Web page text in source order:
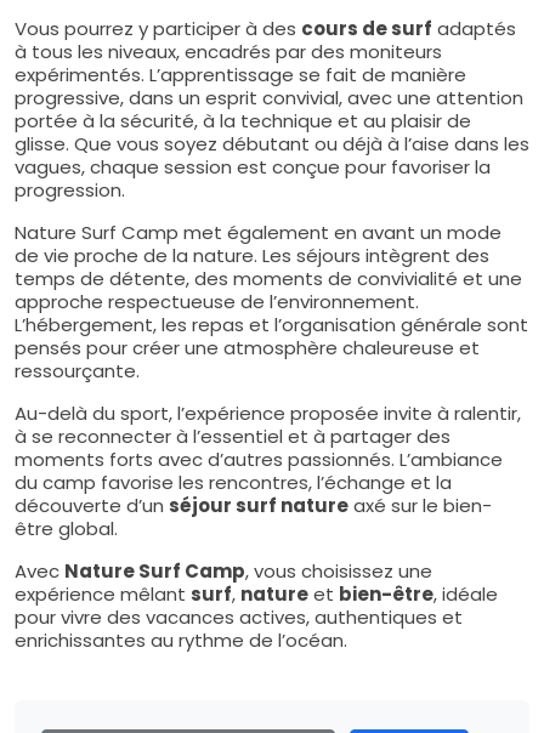
Vous pourrez y participer à des cours de surf adaptés
à tous les niveaux, encadrés par des moniteurs
expérimentés. L’apprentissage se fait de manière
progressive, dans un esprit convivial, avec une attention
portée à la sécurité, à la technique et au plaisir de
glisse. Que vous soyez débutant ou déjà à l’aise dans les
vagues, chaque session est conçue pour favoriser la
progression.
Nature Surf Camp met également en avant un mode
de vie proche de la nature. Les séjours intègrent des
temps de détente, des moments de convivialité et une
approche respectueuse de l’environnement.
L’hébergement, les repas et l’organisation générale sont
pensés pour créer une atmosphère chaleureuse et
ressourçante.
Au-delà du sport, l’expérience proposée invite à ralentir,
à se reconnecter à l’essentiel et à partager des
moments forts avec d’autres passionnés. L’ambiance
du camp favorise les rencontres, l’échange et la
découverte d’un séjour surf natureaxé sur le bien-
être global.
Avec Nature Surf Camp, vous choisissez une
expérience mêlant surf, natureet bien-être, idéale
pour vivre des vacances actives, authentiques et
enrichissantes au rythme de l’océan.